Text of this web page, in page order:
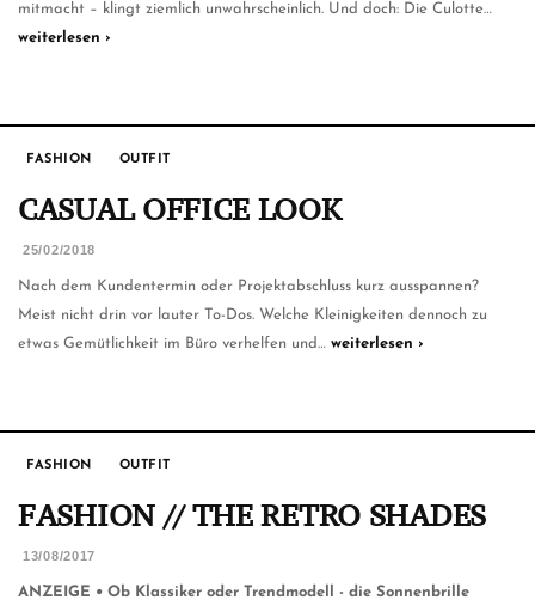
mitmacht – klingt ziemlich unwahrscheinlich. Und doch: Die Culotte…
weiterlesen ›
FASHION OUTFIT
CASUAL OFFICE LOOK
25/02/2018
Nach dem Kundentermin oder Projektabschluss kurz ausspannen?
Meist nicht drin vor lauter To-Dos. Welche Kleinigkeiten dennoch zu
etwas Gemütlichkeit im Büro verhelfen und… weiterlesen ›
FASHION OUTFIT
FASHION // THE RETRO SHADES
13/08/2017
ANZEIGE • Ob Klassiker oder Trendmodell - die Sonnenbrille